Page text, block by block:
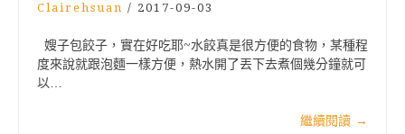
Clairehsuan / 2017-09-03
嫂子包餃子，實在好吃耶~水餃真是很方便的食物，某種程
度來說就跟泡麵一樣方便，熱水開了丟下去煮個幾分鐘就可
以…
繼續閱讀 →